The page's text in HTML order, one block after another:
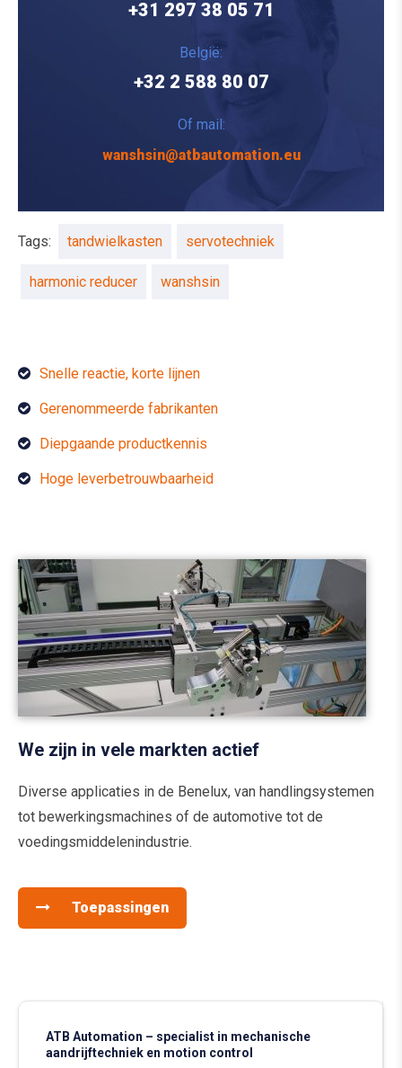
+31 297 38 05 71
België:
+32 2 588 80 07
Of mail:
wanshsin@atbautomation.eu
Tags: tandwielkasten servotechniek
harmonic reducer wanshsin
Snelle reactie, korte lijnen
Gerenommeerde fabrikanten
Diepgaande productkennis
Hoge leverbetrouwbaarheid
We zijn in vele markten actief
Diverse applicaties in de Benelux, van handlingsystemen
tot bewerkingsmachines of de automotive tot de
voedingsmiddelenindustrie.
Toepassingen
ATB Automation – specialist in mechanische
aandrijftechniek en motion control